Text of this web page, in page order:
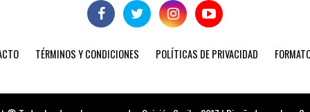
TÉRMINOS Y CONDICIONES POLÍTICAS DE PRIVACIDAD